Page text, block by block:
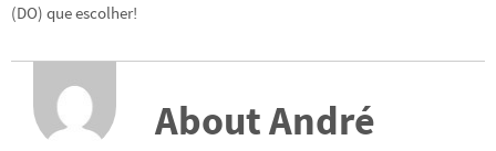
(DO) que escolher!
About André